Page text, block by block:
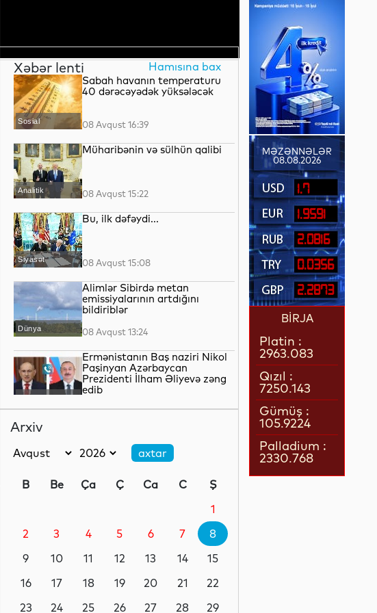
Xəbər lenti Hamısına bax
Sosial
Sabah havanın temperaturu
40 dərəcəyədək yüksələcək
08 Avqust 16:39
Analitik
Müharibənin və sülhün qalibi
08 Avqust 15:22
Siyasət
Bu, ilk dəfəydi...
08 Avqust 15:08
Dünya
Alimlər Sibirdə metan
emissiyalarının artdığını
bildiriblər
08 Avqust 13:24
Gündəm
Ermənistanın Baş naziri Nikol
Paşinyan Azərbaycan
Prezidenti İlham Əliyevə zəng
edib
Elm 08 Avqust 12:06
Dünya
İspaniyadan yeni qərar:
yoxlanılacaq
08 Avqust 11:35
Arxiv
B Be Ça Ç Ca C
Ş
1
2
3 4 5 6 7
8
9
10 11 12 13 14
15
16
17 18 19 20 21
22
23
24 25 26 27 28
29
MƏZƏNNƏLƏR
08.08.2026
1.7
1.9591
2.0816
0.0356
2.2873
BİRJA
Platin :
2963.083
Qızıl :
7250.143
Gümüş :
105.9224
Palladium :
2330.768